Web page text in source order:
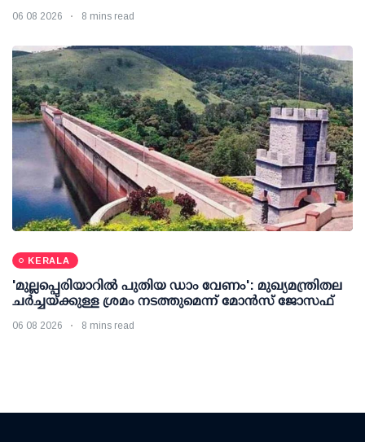
06 08 2026 8 mins read
KERALA
'മുല്ലപ്പെരിയാറില്‍ പുതിയ ഡാം വേണം': മുഖ്യമന്ത്രിതല
ചര്‍ച്ചയ്ക്കുള്ള ശ്രമം നടത്തുമെന്ന് മോന്‍സ് ജോസഫ്
06 08 2026 8 mins read